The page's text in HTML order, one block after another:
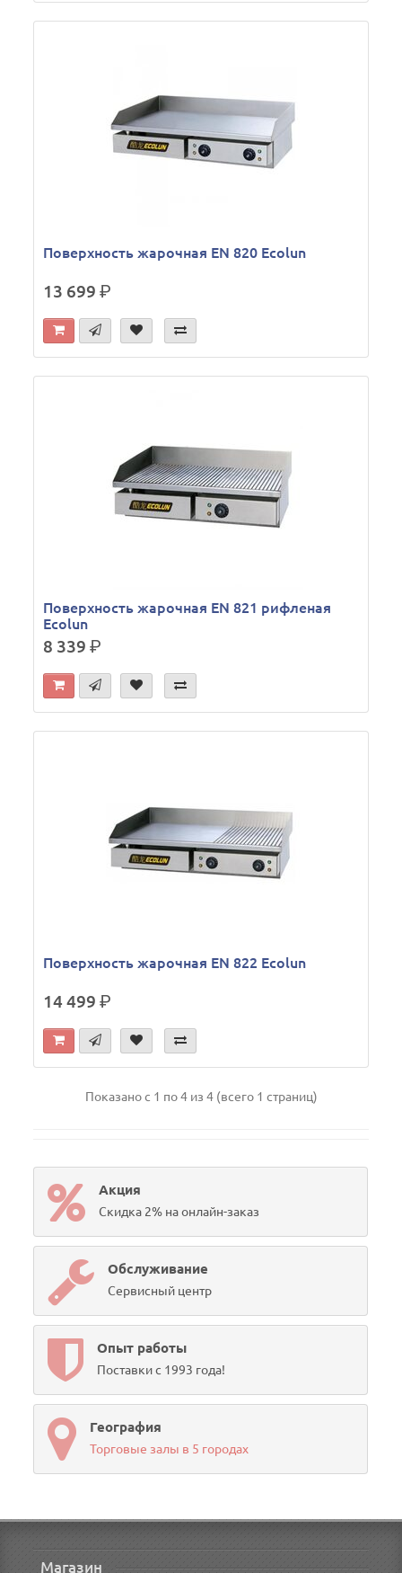
Поверхность жарочная EN 820 Ecolun
13 699р.
Поверхность жарочная EN 821 рифленая
Ecolun
8 339р.
Поверхность жарочная EN 822 Ecolun
14 499р.
Показано с 1 по 4 из 4 (всего 1 страниц)
Акция
Скидка 2% на онлайн-заказ
Обслуживание
Сервисный центр
Опыт работы
Поставки с 1993 года!
География
Торговые залы в 5 городах
Магазин